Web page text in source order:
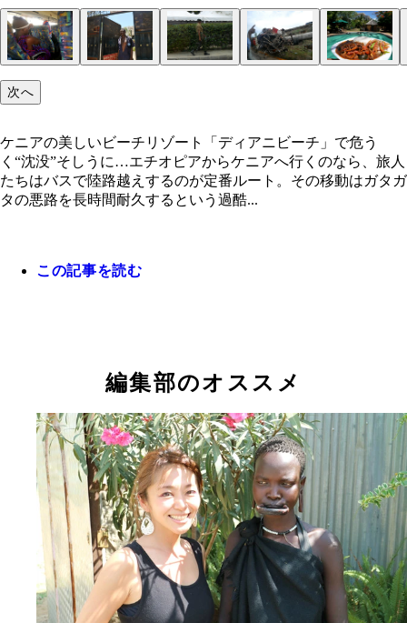
１０ｍの巨大アーチ。イギリス王女エリザベス２
問記念に作られた
比べて、だいぶキレイにトリミングされている
柄の布が売られていた
比べてだいぶキレイにトリミングされている
うけど私にとっては珍しい
がすっごくおいしかった
次へ
ケニアの美しいビーチリゾート「ディアニビーチ」で危う
く“沈没”そしうに…エチオピアからケニアへ行くのなら、旅人
たちはバスで陸路越えするのが定番ルート。その移動はガタガ
タの悪路を長時間耐久するという過酷...
この記事を読む
編集部のオススメ